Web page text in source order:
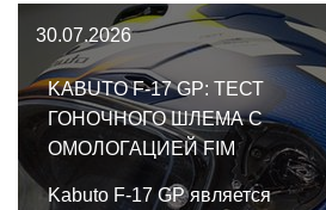
30.07.2026
KABUTO F-17 GP: ТЕСТ
ГОНОЧНОГО ШЛЕМА С
ОМОЛОГАЦИЕЙ FIM
Kabuto F-17 GP является